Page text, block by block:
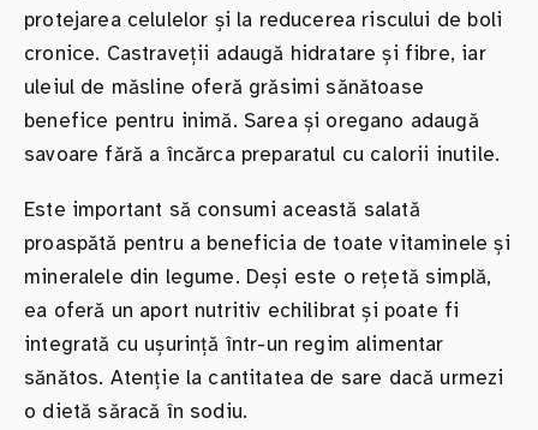
protejarea celulelor și la reducerea riscului de boli
cronice. Castraveții adaugă hidratare și fibre, iar
uleiul de măsline oferă grăsimi sănătoase
benefice pentru inimă. Sarea și oregano adaugă
savoare fără a încărca preparatul cu calorii inutile.
Este important să consumi această salată
proaspătă pentru a beneficia de toate vitaminele și
mineralele din legume. Deși este o rețetă simplă,
ea oferă un aport nutritiv echilibrat și poate fi
integrată cu ușurință într-un regim alimentar
sănătos. Atenție la cantitatea de sare dacă urmezi
o dietă săracă în sodiu.